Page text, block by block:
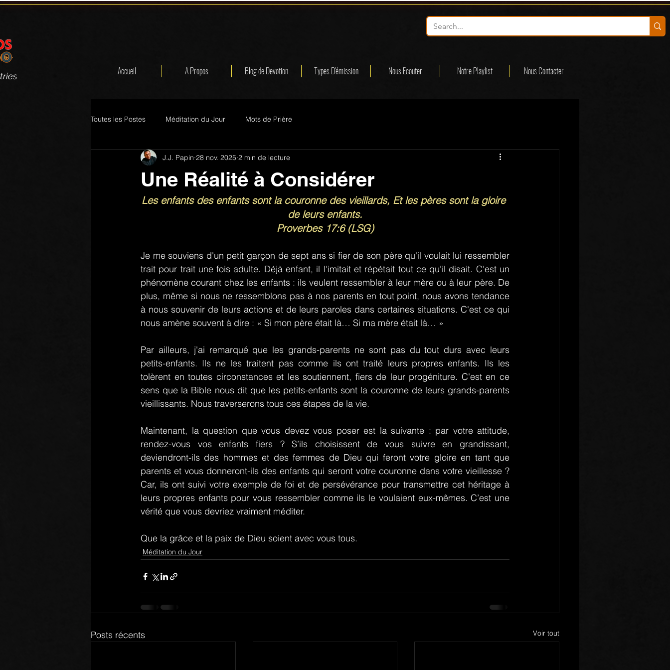
Accueil A Propos Blog de Devotion Types D'émission Nous Ecouter Notre Playlist Nous Contacter
Toutes les Postes Méditation du Jour Mots de Prière
Une Réalité à Considérer
J.J. Papin 28 nov. 2025 2 min de lecture
Les enfants des enfants sont la couronne des vieillards, Et les pères sont la gloire
de leurs enfants.
Proverbes 17:6 (LSG)
Je me souviens d'un petit garçon de sept ans si fier de son père qu'il voulait lui ressembler
trait pour trait une fois adulte. Déjà enfant, il l'imitait et répétait tout ce qu'il disait. C'est un
phénomène courant chez les enfants : ils veulent ressembler à leur mère ou à leur père. De
plus, même si nous ne ressemblons pas à nos parents en tout point, nous avons tendance
à nous souvenir de leurs actions et de leurs paroles dans certaines situations. C'est ce qui
nous amène souvent à dire : « Si mon père était là… Si ma mère était là… »
Par ailleurs, j'ai remarqué que les grands-parents ne sont pas du tout durs avec leurs
petits-enfants. Ils ne les traitent pas comme ils ont traité leurs propres enfants. Ils les
tolèrent en toutes circonstances et les soutiennent, fiers de leur progéniture. C'est en ce
sens que la Bible nous dit que les petits-enfants sont la couronne de leurs grands-parents
vieillissants. Nous traverserons tous ces étapes de la vie.
Maintenant, la question que vous devez vous poser est la suivante : par votre attitude,
rendez-vous vos enfants fiers ? S’ils choisissent de vous suivre en grandissant,
deviendront-ils des hommes et des femmes de Dieu qui feront votre gloire en tant que
parents et vous donneront-ils des enfants qui seront votre couronne dans votre vieillesse ?
Car, ils ont suivi votre exemple de foi et de persévérance pour transmettre cet héritage à
leurs propres enfants pour vous ressembler comme ils le voulaient eux-mêmes. C’est une
vérité que vous devriez vraiment méditer.
Que la grâce et la paix de Dieu soient avec vous tous.
Méditation du Jour
Posts récents Voir tout